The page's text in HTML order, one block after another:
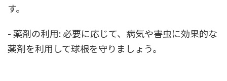
す。
- 薬剤の利用: 必要に応じて、病気や害虫に効果的な
薬剤を利用して球根を守りましょう。